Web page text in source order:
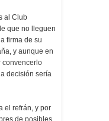
al Club
que no lleguen
firma de su
y aunque en
convencerlo
decisión sería
el refrán, y por
de posibles